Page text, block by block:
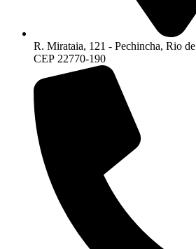
R. Mirataia, 121 - Pechincha, Rio
CEP 22770-190